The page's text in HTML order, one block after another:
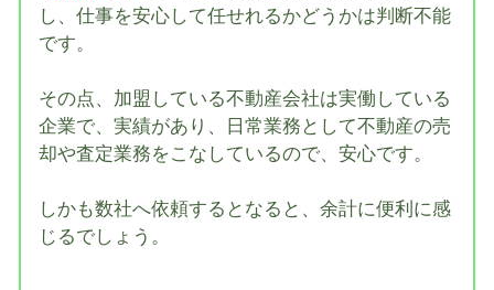
し、仕事を安心して任せれるかどうかは判断不能
です。
その点、加盟している不動産会社は実働している
企業で、実績があり、日常業務として不動産の売
却や査定業務をこなしているので、安心です。
しかも数社へ依頼するとなると、余計に便利に感
じるでしょう。